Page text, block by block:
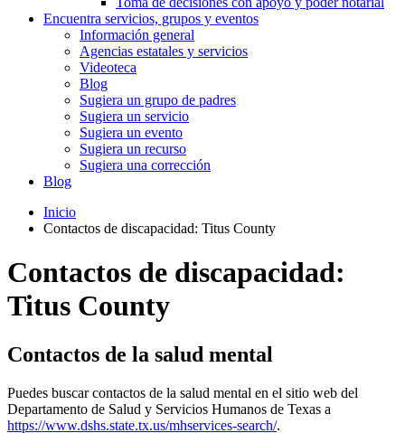
Encuentra servicios, grupos y eventos
Información general
Agencias estatales y servicios
Videoteca
Blog
Sugiera un grupo de padres
Sugiera un servicio
Sugiera un evento
Sugiera un recurso
Sugiera una corrección
Blog
Inicio
Contactos de discapacidad: Titus County
Contactos de discapacidad:
Titus County
Contactos de la salud mental
Puedes buscar contactos de la salud mental en el sitio web del
Departamento de Salud y Servicios Humanos de Texas a
https://www.dshs.state.tx.us/mhservices-search/.